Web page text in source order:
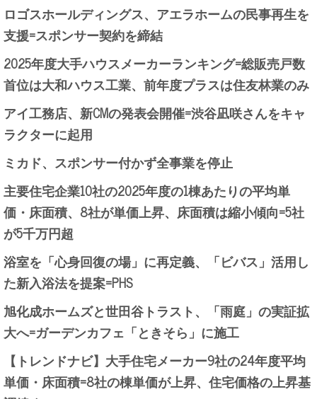
ロゴスホールディングス、アエラホームの民事再生を
支援=スポンサー契約を締結
2025年度大手ハウスメーカーランキング=総販売戸数
首位は大和ハウス工業、前年度プラスは住友林業のみ
アイ工務店、新CMの発表会開催=渋谷凪咲さんをキャ
ラクターに起用
ミカド、スポンサー付かず全事業を停止
主要住宅企業10社の2025年度の1棟あたりの平均単
価・床面積、8社が単価上昇、床面積は縮小傾向=5社
が5千万円超
浴室を「心身回復の場」に再定義、「ビバス」活用し
た新入浴法を提案=PHS
旭化成ホームズと世田谷トラスト、「雨庭」の実証拡
大へ=ガーデンカフェ「ときそら」に施工
【トレンドナビ】大手住宅メーカー9社の24年度平均
単価・床面積=8社の棟単価が上昇、住宅価格の上昇基